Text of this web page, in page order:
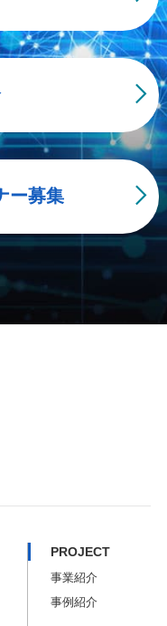
ー募集
PROJECT
事業紹介
事例紹介